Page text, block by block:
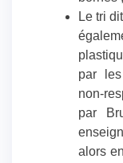
Le tri
par les
non-
par
alors